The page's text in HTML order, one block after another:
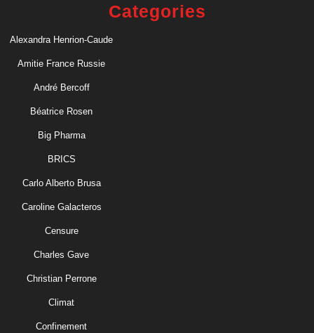
Categories
Alexandra Henrion-Caude
Amitie France Russie
André Bercoff
Béatrice Rosen
Big Pharma
BRICS
Carlo Alberto Brusa
Caroline Galacteros
Censure
Charles Gave
Christian Perrone
Climat
Confinement